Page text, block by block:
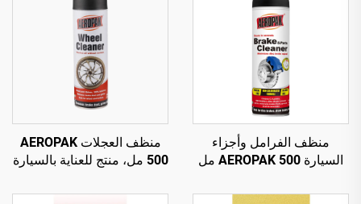
منظف الفرامل وأجزاء
السيارة AEROPAK 500 مل
ثوانٍ لفرامل السيارة
منظف العجلات AEROPAK
500 مل، منتج للعناية بالسيارة
السيارة